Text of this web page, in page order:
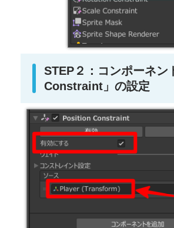
STEP２：コンポーネ
Constraint」の設定